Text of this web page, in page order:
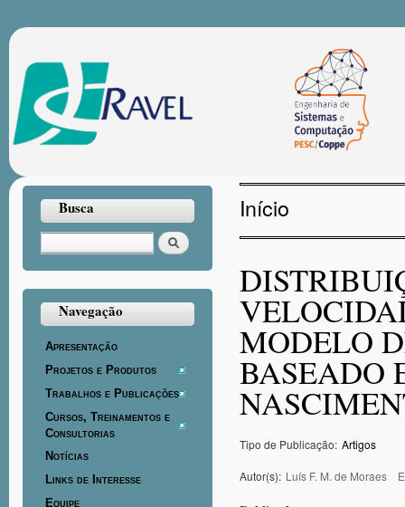
Busca
Buscar
Navegação
Apresentação
Projetos e Produtos
Trabalhos e Publicações
Cursos, Treinamentos e
Consultorias
Notícias
Links de Interesse
Equipe
Você está aqui
Início
MODELO
BASEADO
Tipo de Publicação: Artigos
Autor(s): Luís F. M. de Moraes